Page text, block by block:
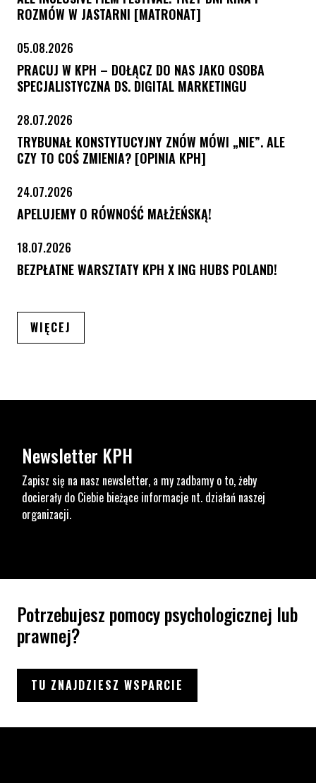
ROZMÓW W JASTARNI [MATRONAT]
05.08.2026
PRACUJ W KPH – DOŁĄCZ DO NAS JAKO OSOBA
SPECJALISTYCZNA DS. DIGITAL MARKETINGU
28.07.2026
TRYBUNAŁ KONSTYTUCYJNY ZNÓW MÓWI „NIE”. ALE
CZY TO COŚ ZMIENIA? [OPINIA KPH]
24.07.2026
APELUJEMY O RÓWNOŚĆ MAŁŻEŃSKĄ!
18.07.2026
BEZPŁATNE WARSZTATY KPH X ING HUBS POLAND!
WIĘCEJ
Newsletter KPH
Zapisz się na nasz newsletter, a my zadbamy o to, żeby
docierały do Ciebie bieżące informacje nt. działań naszej
organizacji.
Potrzebujesz pomocy psychologicznej lub
prawnej?
TU ZNAJDZIESZ WSPARCIE